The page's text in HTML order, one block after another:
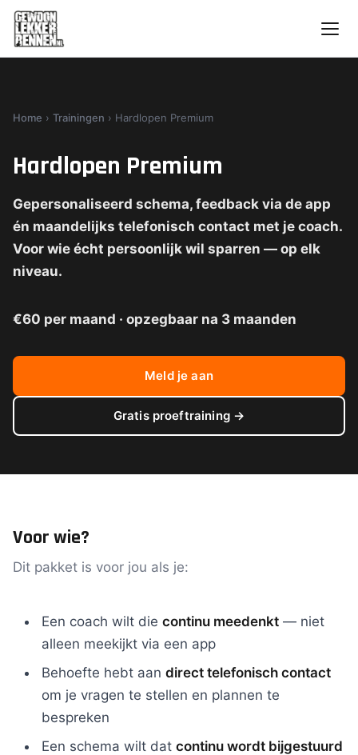
Home › Trainingen › Hardlopen Premium
Hardlopen Premium
Gepersonaliseerd schema, feedback via de app
én maandelijks telefonisch contact met je coach.
Voor wie écht persoonlijk wil sparren — op elk
niveau.
€60 per maand · opzegbaar na 3 maanden
Meld je aan
Gratis proeftraining →
Voor wie?
Dit pakket is voor jou als je:
Een coach wilt die continu meedenkt — niet
alleen meekijkt via een app
Behoefte hebt aan direct telefonisch contact
om je vragen te stellen en plannen te
bespreken
Een schema wilt dat continu wordt bijgestuurd